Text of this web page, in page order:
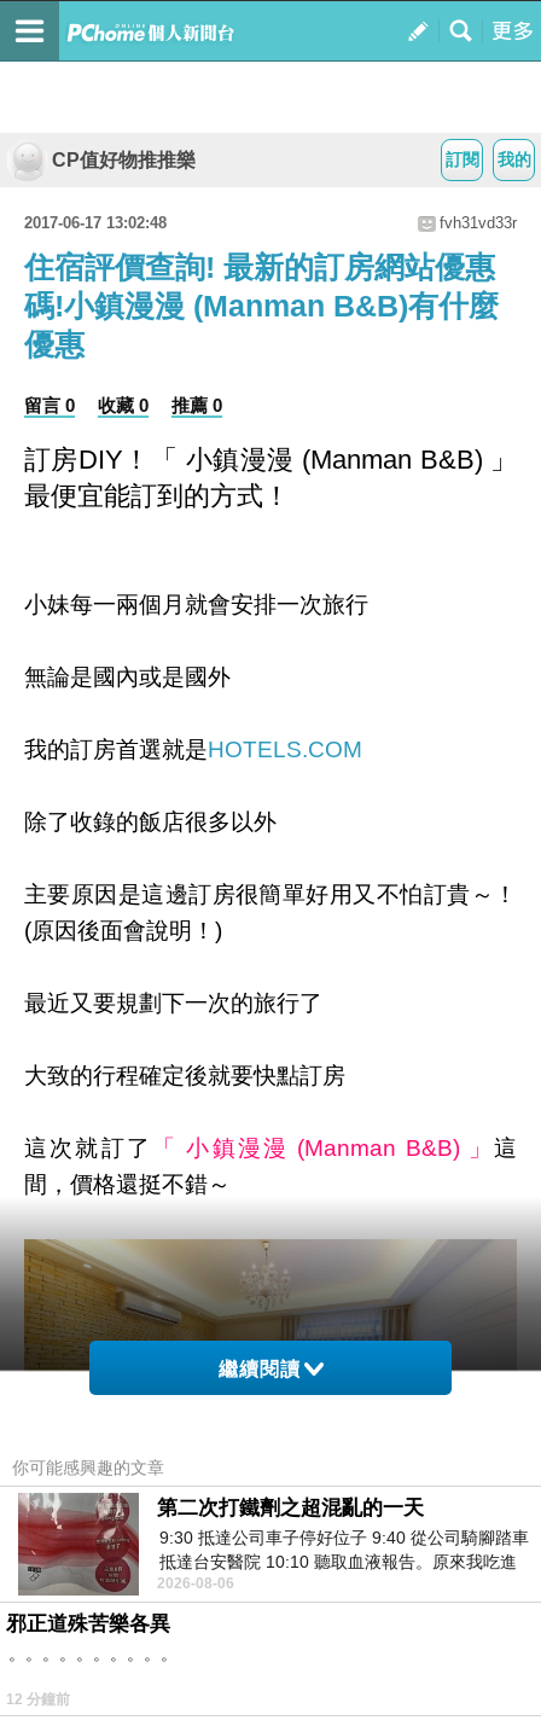
我的
訂閱
CP值好物推推樂
2017-06-17 13:02:48 fvh31vd33r
住宿評價查詢! 最新的訂房網站優惠
碼!小鎮漫漫 (Manman B&B)有什麼
優惠
留言 0 收藏 0 推薦 0
訂房DIY！
「 小鎮漫漫 (Manman B&B) 」
最便宜能訂到的方式 ！
小妹每一兩個月就會安排一次旅行
無論是國內或是國外
我的訂房首選就是HOTELS.COM
除了收錄的飯店很多以外
主要原因是這邊訂房很簡單好用又不怕訂貴～！
(原因後面會說明！)
最近又要規劃下一次的旅行了
大致的行程確定後就要快點訂房
這次就訂了 「 小鎮漫漫 (Manman B&B) 」 這
間，價格還挺不錯～
▲ 小鎮漫漫 (Manman B&B) 實景圖
有關於訂房，我個人建議是
繼續閱讀
你可能感興趣的文章
第二次打鐵劑之超混亂的一天
9:30 抵達公司車子停好位子 9:40 從公司騎腳踏車
抵達台安醫院 10:10 聽取血液報告。原來我吃進
去的 B12 彌可保並非沒有吸收而是超
2026-08-06
邪正道殊苦樂各異
。。。。。。。。。。
12 分鐘前